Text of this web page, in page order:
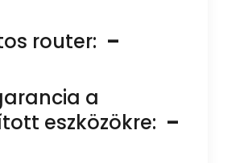
router: –
a
eszközökre: –